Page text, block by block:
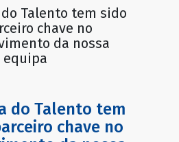
do Talento tem
chave no